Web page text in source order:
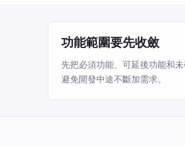
功能範圍要先收斂
先把必須功能、可延後功能和
避免開發中途不斷加需求。